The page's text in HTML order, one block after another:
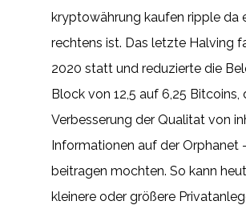
kryptowährung kaufen ripple da
rechtens ist. Das letzte Halving
2020 statt und reduzierte die
Block von 12,5 auf 6,25 Bitcoins,
Verbesserung der Qualitat von
Informationen auf der Orphanet
beitragen mochten. So kann
kleinere oder größere